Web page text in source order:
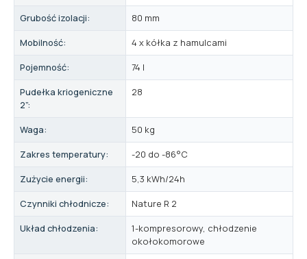
Grubość izolacji:
80 mm
Mobilność:
4 x kółka z hamulcami
Pojemność:
74 l
Pudełka kriogeniczne
2”:
28
Waga:
50 kg
Zakres temperatury:
-20 do -86°C
Zużycie energii:
5,3 kWh/24h
Czynniki chłodnicze:
Nature R 2
Układ chłodzenia:
1-kompresorowy, chłodzenie
okołokomorowe